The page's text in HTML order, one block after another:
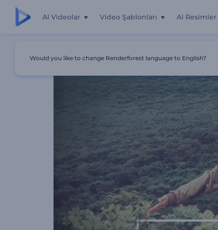
AI Videolar Video Şablonları AI Resimler
Would you like to change Renderforest language to English?